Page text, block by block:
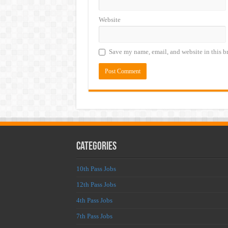
Website
Save my name, email, and website in this
Categories
10th Pass Jobs
12th Pass Jobs
4th Pass Jobs
7th Pass Jobs